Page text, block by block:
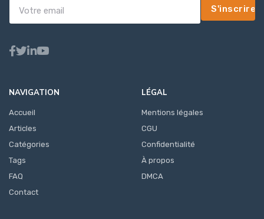
S'inscrire
NAVIGATION
Accueil
Articles
Catégories
Tags
FAQ
Contact
LÉGAL
Mentions légales
CGU
Confidentialité
À propos
DMCA